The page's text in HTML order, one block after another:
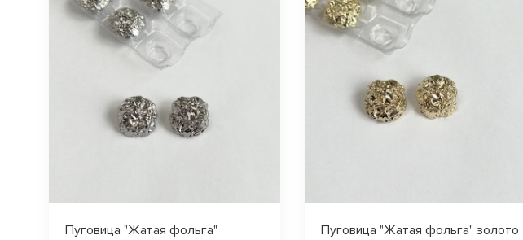
Пуговица "Жатая фольга"
Пуговица "Жатая фольга" золото